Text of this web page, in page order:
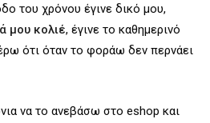
του χρόνου έγινε δικό μου,
μου κολιέ, έγινε το καθημερινό
ότι όταν το φοράω δεν περνάει
να το ανεβάσω στο eshop και